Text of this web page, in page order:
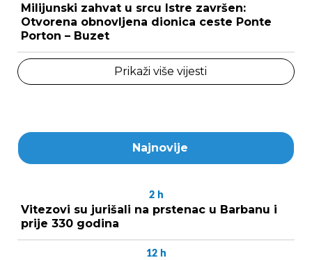
Milijunski zahvat u srcu Istre završen:
Otvorena obnovljena dionica ceste Ponte
Porton – Buzet
Prikaži više vijesti
Najnovije
2 h
Vitezovi su jurišali na prstenac u Barbanu i
prije 330 godina
12 h